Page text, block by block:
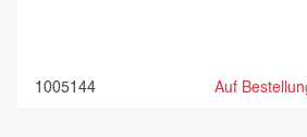
1005144 Auf